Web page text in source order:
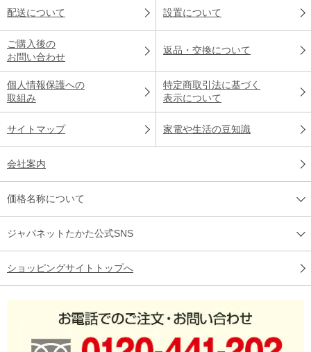
配送について 設置について
ご購入後の
お問い合わせ
返品・交換について
個人情報保護への
取組み
特定商取引法に基づく
表示について
サイトマップ 家電や生活の豆知識
会社案内
価格名称について
ジャパネットたかた公式SNS
ショッピングサイトトップへ